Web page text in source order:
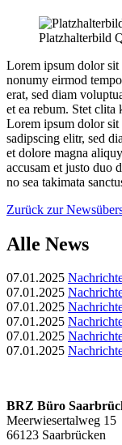
Platzhalterbild
Lorem ipsum dolor sit
nonumy eirmod
erat, sed diam
et ea rebum. Stet clita
Lorem ipsum dolor sit
sadipscing elitr, sed
et dolore magna
accusam et justo duo
no sea takimata
Zurück zur
Alle News
07.01.2025
07.01.2025
07.01.2025
07.01.2025
07.01.2025
07.01.2025
BRZ Büro
Meerwiesertalweg 15
66123 Saarbrücken